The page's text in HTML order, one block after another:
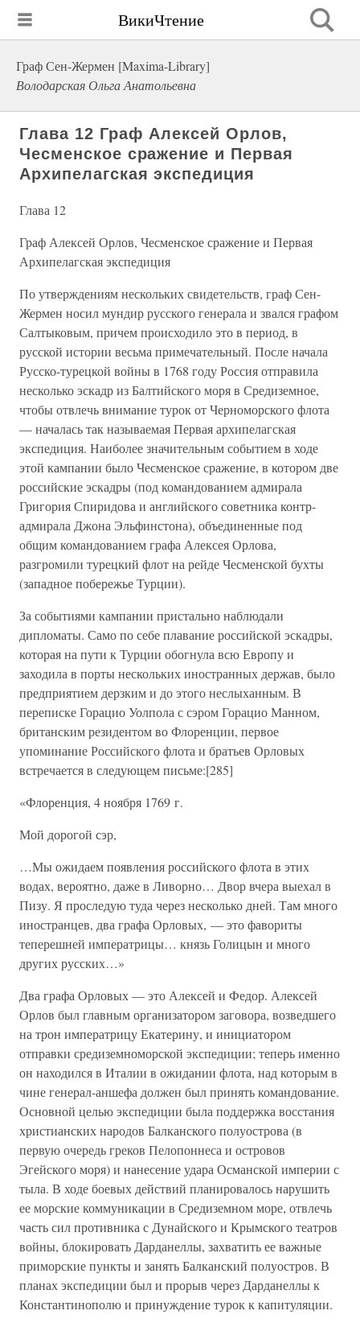
ВикиЧтение
Граф Сен-Жермен [Maxima-Library]
Володарская Ольга Анатольевна
Глава 12 Граф Алексей Орлов,
Чесменское сражение и Первая
Архипелагская экспедиция
Глава 12
Граф Алексей Орлов, Чесменское сражение и Первая
Архипелагская экспедиция
По утверждениям нескольких свидетельств, граф Сен-
Жермен носил мундир русского генерала и звался графом
Салтыковым, причем происходило это в период, в
русской истории весьма примечательный. После начала
Русско-турецкой войны в 1768 году Россия отправила
несколько эскадр из Балтийского моря в Средиземное,
чтобы отвлечь внимание турок от Черноморского флота
— началась так называемая Первая архипелагская
экспедиция. Наиболее значительным событием в ходе
этой кампании было Чесменское сражение, в котором две
российские эскадры (под командованием адмирала
Григория Спиридова и английского советника контр-
адмирала Джона Эльфинстона), объединенные под
общим командованием графа Алексея Орлова,
разгромили турецкий флот на рейде Чесменской бухты
(западное побережье Турции).
За событиями кампании пристально наблюдали
дипломаты. Само по себе плавание российской эскадры,
которая на пути к Турции обогнула всю Европу и
заходила в порты нескольких иностранных держав, было
предприятием дерзким и до этого неслыханным. В
переписке Горацио Уолпола с сэром Горацио Манном,
британским резидентом во Флоренции, первое
упоминание Российского флота и братьев Орловых
встречается в следующем письме:[285]
«Флоренция, 4 ноября 1769 г.
Мой дорогой сэр,
…Мы ожидаем появления российского флота в этих
водах, вероятно, даже в Ливорно… Двор вчера выехал в
Пизу. Я проследую туда через несколько дней. Там много
иностранцев, два графа Орловых, — это фавориты
теперешней императрицы… князь Голицын и много
других русских…»
Два графа Орловых — это Алексей и Федор. Алексей
Орлов был главным организатором заговора, возведшего
на трон императрицу Екатерину, и инициатором
отправки средиземноморской экспедиции; теперь именно
он находился в Италии в ожидании флота, над которым в
чине генерал-аншефа должен был принять командование.
Основной целью экспедиции была поддержка восстания
христианских народов Балканского полуострова (в
первую очередь греков Пелопоннеса и островов
Эгейского моря) и нанесение удара Османской империи с
тыла. В ходе боевых действий планировалось нарушить
ее морские коммуникации в Средиземном море, отвлечь
часть сил противника с Дунайского и Крымского театров
войны, блокировать Дарданеллы, захватить ее важные
приморские пункты и занять Балканский полуостров. В
планах экспедиции был и прорыв через Дарданеллы к
Константинополю и принуждение турок к капитуляции.